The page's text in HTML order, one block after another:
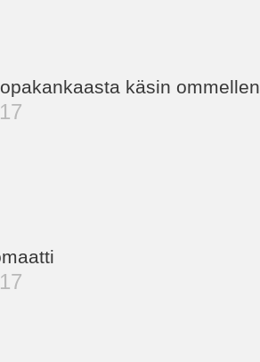
käsin ommellen